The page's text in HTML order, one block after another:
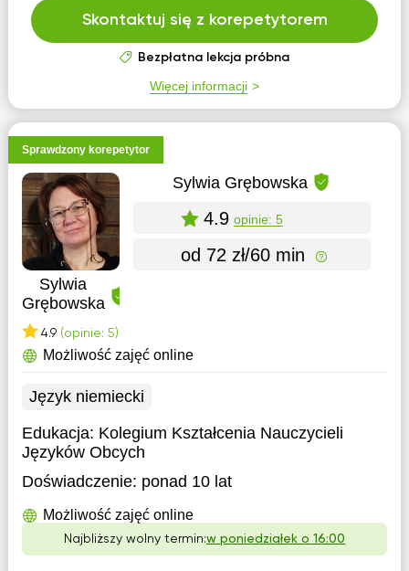
Skontaktuj się z korepetytorem
Bezpłatna lekcja próbna
Więcej informacji
Sprawdzony korepetytor
Sylwia
Grębowska
4.9 (opinie: 5)
Sylwia Grębowska
4.9 opinie: 5
od 72 zł/60 min
Możliwość zajęć online
Język niemiecki
Edukacja: Kolegium Kształcenia Nauczycieli
Języków Obcych
Doświadczenie: ponad 10 lat
Możliwość zajęć online
Najbliższy wolny termin:w poniedziałek o 16:00